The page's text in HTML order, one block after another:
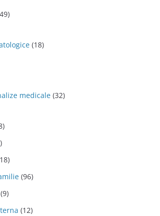
(18)
medicale (32)
(96)
(9)
(12)